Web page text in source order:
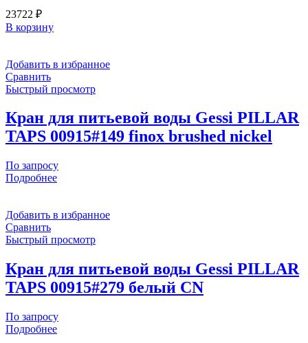
23722 ₽
В корзину
Добавить в избранное
Сравнить
Быстрый просмотр
Кран для питьевой воды Gessi PILLAR
TAPS 00915#149 finox brushed nickel
По запросу
Подробнее
Добавить в избранное
Сравнить
Быстрый просмотр
Кран для питьевой воды Gessi PILLAR
TAPS 00915#279 белый CN
По запросу
Подробнее